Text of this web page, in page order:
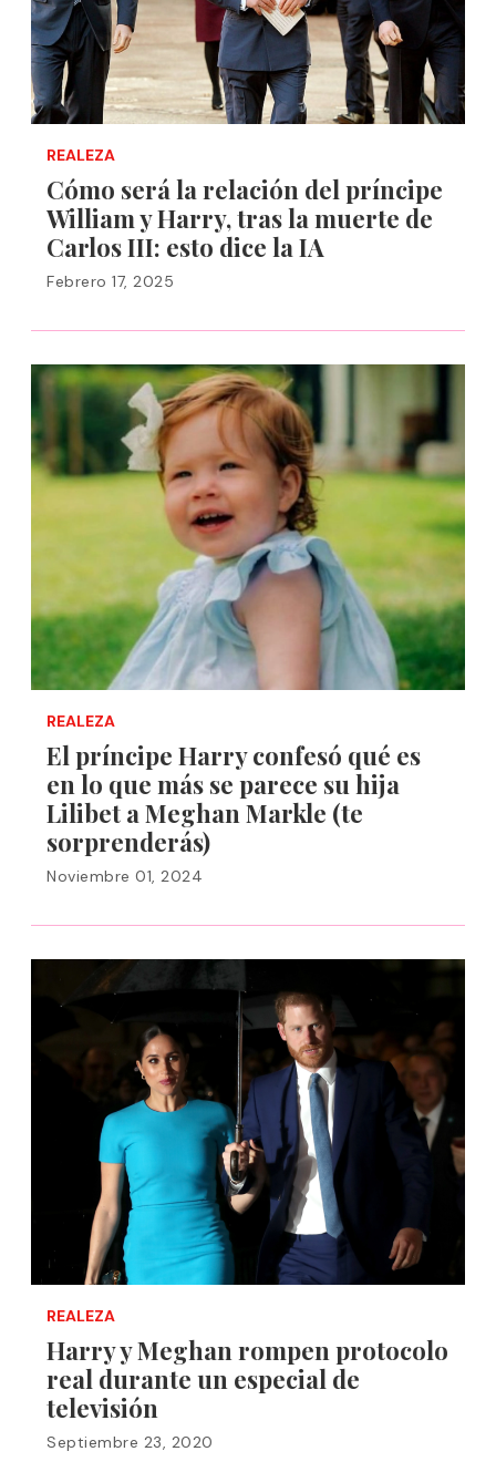
REALEZA
Cómo será la relación del príncipe
William y Harry, tras la muerte de
Carlos III: esto dice la IA
Febrero 17, 2025
REALEZA
El príncipe Harry confesó qué es
en lo que más se parece su hija
Lilibet a Meghan Markle (te
sorprenderás)
Noviembre 01, 2024
REALEZA
Harry y Meghan rompen protocolo
real durante un especial de
televisión
Septiembre 23, 2020